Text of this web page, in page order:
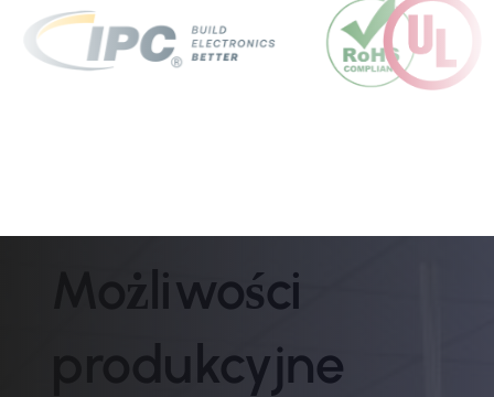
Możliwości
produkcyjne